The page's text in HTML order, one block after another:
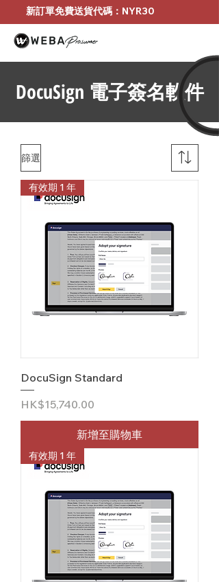
新訂單免費送貨代碼：NYR30
DocuSign 電子簽名軟件
篩選
有效期 1 年
DocuSign Standard
價格
HK$15,740.00
新增至購物車
有效期 1 年